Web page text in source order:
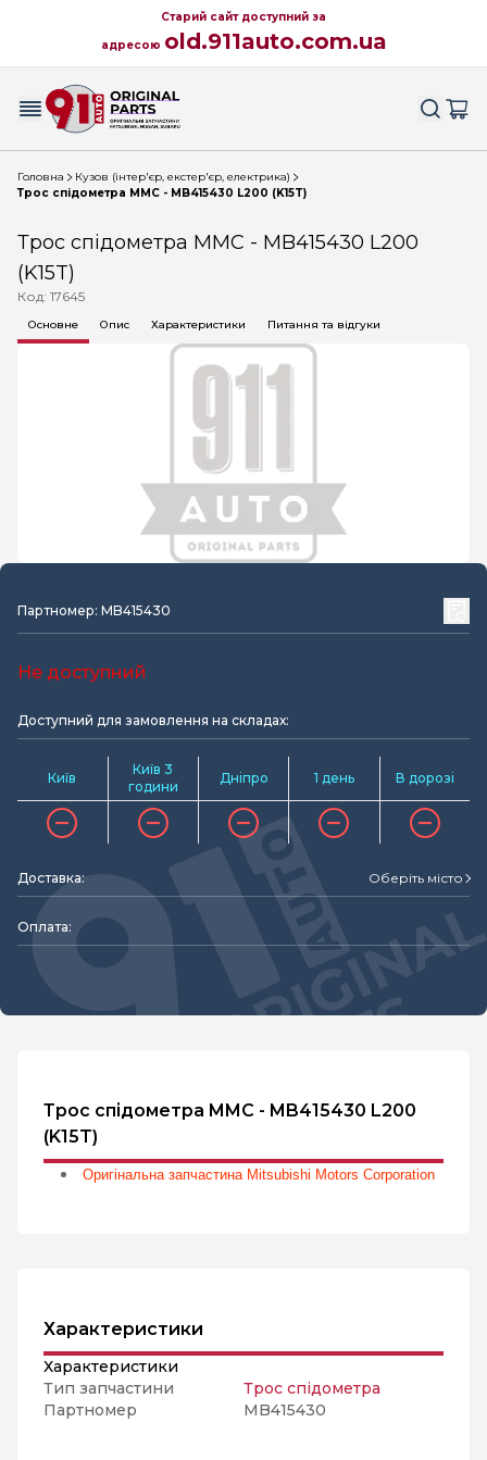
Старий сайт доступний за
адресою old.911auto.com.ua
Головна
Кузов (інтер'єр, екстер'єр, електрика)
Трос спідометра MMC - MB415430 L200 (K15T)
Трос спідометра MMC - MB415430 L200
(K15T)
Код: 17645
Основне Опис Характеристики Питання та відгуки
Партномер: MB415430
Не доступний
Доступний для замовлення на складах:
Київ
Київ 3
години
Дніпро 1 день В дорозі
Доставка: Оберіть місто
Оплата:
Трос спідометра MMC - MB415430 L200
(K15T)
Оригінальна запчастина Mitsubishi Motors Corporation
Характеристики
Характеристики
Тип запчастини
Трос спідометра
Партномер
MB415430